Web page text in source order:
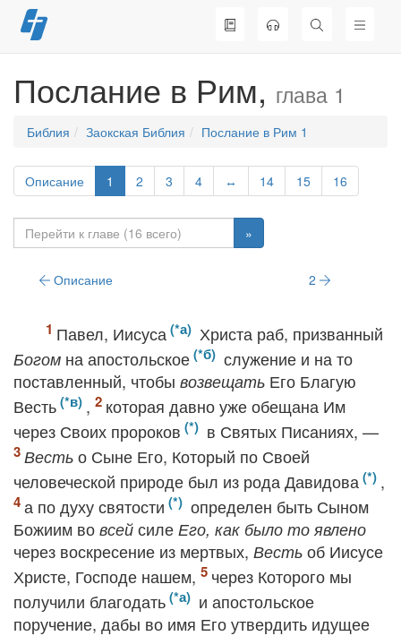
Перейти
к
Послание в Рим, глава 1
Библия Заокская Библия Послание в Рим 1
Описание 1 2 3 4 ↔ 14 15 16
»
Описание 2
Павел, Иисуса Христа раб, призванный
Богом на апостольское
служение и на то
поставленный, чтобы возвещать Его Благую
Весть
,
которая давно уже обещана Им
через Своих пророков
в Святых Писаниях, —
Весть о Сыне Его, Который по Своей
человеческой природе был из рода Давидова
,
а по духу святости
определен быть Сыном
Божиим во всей силе Его, как было то явлено
через воскресение из мертвых, Весть об Иисусе
Христе, Господе нашем,
через Которого мы
получили благодать
и апостольское
поручение, дабы во имя Его утвердить идущее